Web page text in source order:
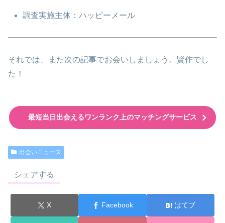
調査実施主体：ハッピーメール
それでは、また次の記事でお会いしましょう。賢作でし
た！
最短当日出会えるワンランク上のマッチングサービス
出会いニュース
シェアする
X Facebook はてブ